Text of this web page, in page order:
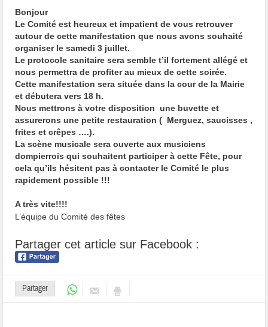
Bonjour
Le Comité est heureux et impatient de vous retrouver
autour de cette manifestation que nous avons souhaité
organiser le samedi 3 juillet.
Le protocole sanitaire sera semble t’il fortement allégé et
nous permettra de profiter au mieux de cette soirée.
Cette manifestation sera située dans la cour de la Mairie
et débutera vers 18 h.
Nous mettrons à votre disposition une buvette et
assurerons une petite restauration ( Merguez, saucisses ,
frites et crêpes ….).
La scène musicale sera ouverte aux musiciens
dompierrois qui souhaitent participer à cette Fête, pour
cela qu’ils hésitent pas à contacter le Comité le plus
rapidement possible !!!
A très vite!!!!
L’équipe du Comité des fêtes
Partager cet article sur Facebook :
Partager